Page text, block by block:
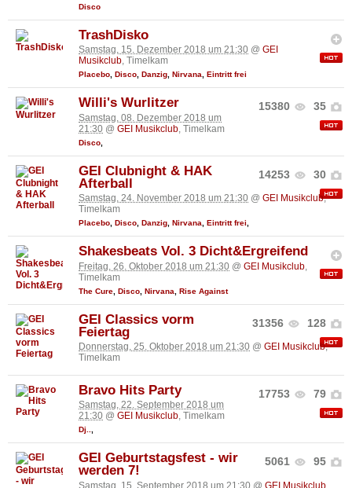
Disco
TrashDisko
Samstag, 15. Dezember 2018 um 21:30 @ GEI
Musikclub, Timelkam
Placebo, Disco, Danzig, Nirvana, Eintritt frei
15380 35
Willi's Wurlitzer
Samstag, 08. Dezember 2018 um
21:30 @ GEI Musikclub, Timelkam
Disco
14253 30
GEI Clubnight & HAK
Afterball
Samstag, 24. November 2018 um 21:30 @ GEI Musikclub,
Timelkam
Placebo Disco Danzig Nirvana Eintritt frei
Shakesbeats Vol. 3 Dicht&Ergreifend
Freitag, 26. Oktober 2018 um 21:30 @ GEI Musikclub
Timelkam
The Cure Disco Nirvana Rise Against
31356 128
GEI Classics vorm
Feiertag
Donnerstag, 25. Oktober 2018 um 21:30 @ GEI Musikclub,
Timelkam
17753 79
Bravo Hits Party
Samstag, 22. September 2018 um
21:30 @ GEI Musikclub, Timelkam
Dj..,
5061 95
GEI Geburtstagsfest - wir
werden 7!
Samstag, 15. September 2018 um 21:30 @ GEI Musikclub